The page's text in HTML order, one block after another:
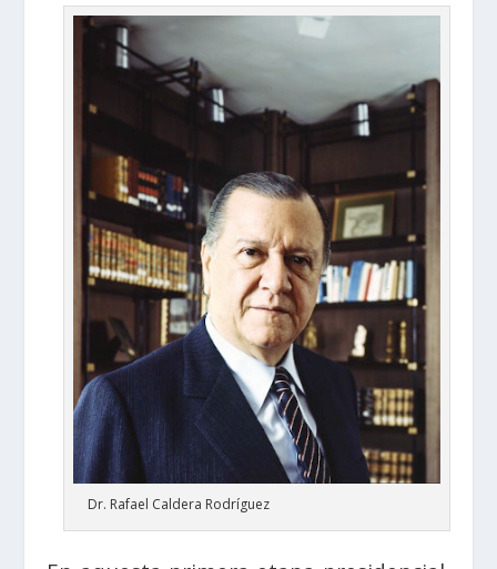
Dr. Rafael Caldera Rodríguez